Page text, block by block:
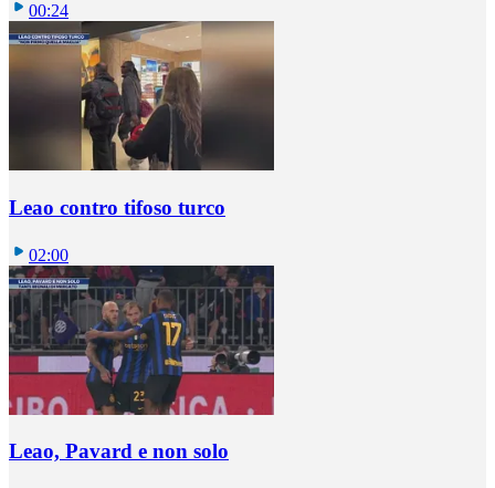
00:24
Leao contro tifoso turco
02:00
Leao, Pavard e non solo